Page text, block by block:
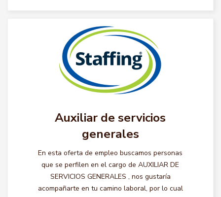
Auxiliar de servicios
generales
En esta oferta de empleo buscamos personas
que se perfilen en el cargo de AUXILIAR DE
SERVICIOS GENERALES , nos gustaría
acompañarte en tu camino laboral, por lo cual